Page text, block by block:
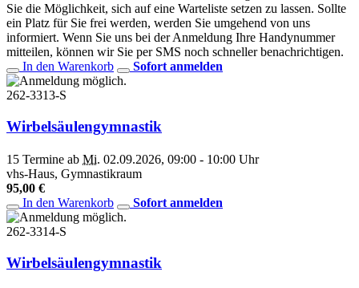
Sie die Möglichkeit, sich auf eine Warteliste setzen zu lassen. Sollte
ein Platz für Sie frei werden, werden Sie umgehend von uns
informiert. Wenn Sie uns bei der Anmeldung Ihre Handynummer
mitteilen, können wir Sie per SMS noch schneller benachrichtigen.
In den Warenkorb
Sofort anmelden
262-3313-S
Wirbelsäulengymnastik
15 Termine ab Mi. 02.09.2026, 09:00 - 10:00 Uhr
vhs-Haus, Gymnastikraum
95,00 €
In den Warenkorb
Sofort anmelden
262-3314-S
Wirbelsäulengymnastik